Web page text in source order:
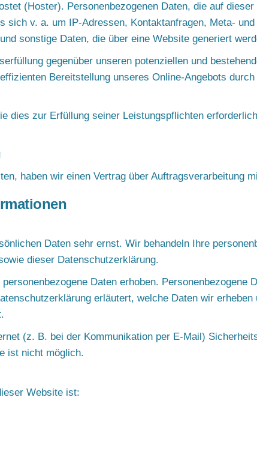
(Hoster). Personenbezogenen Daten, die auf
v. a. um IP-Adressen, Kontaktanfragen, Meta-
sonstige Daten, die über eine Website generiert
gegenüber unseren potenziellen und
Bereitstellung unseres Online-Angebots
dies zur Erfüllung seiner Leistungspflichten
haben wir einen Vertrag über Auftragsverarbeitung
Daten sehr ernst. Wir behandeln Ihre
dieser Datenschutzerklärung.
Daten erhoben. Personenbezogene
erläutert, welche Daten wir
(z. B. bei der Kommunikation per E-Mail)
ist nicht möglich.
Website ist: